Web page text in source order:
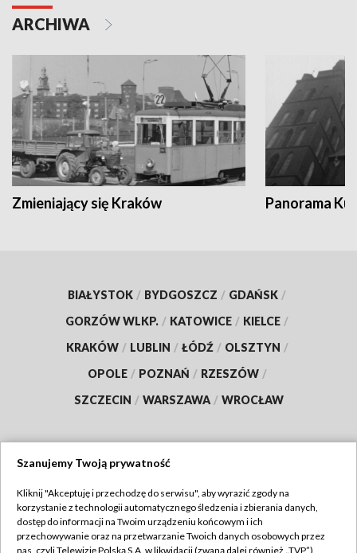
ARCHIWA
Zmieniający się Kraków Panorama
BIAŁYSTOK / BYDGOSZCZ / GDAŃSK /
GORZÓW WLKP. / KATOWICE / KIELCE /
KRAKÓW / LUBLIN / ŁÓDŹ / OLSZTYN /
OPOLE / POZNAŃ / RZESZÓW /
SZCZECIN / WARSZAWA / WROCŁAW
TVP
Abonament TVP
Regulamin TVP
Szanujemy Twoją prywatność
Kliknij "Akceptuję i przechodzę do serwisu", aby wyrazić zgody na
korzystanie z technologii automatycznego śledzenia i zbierania danych,
dostęp do informacji na Twoim urządzeniu końcowym i ich
przechowywanie oraz na przetwarzanie Twoich danych osobowych przez
nas, czyli Telewizję Polską S.A. w likwidacji (zwaną dalej również „TVP”),